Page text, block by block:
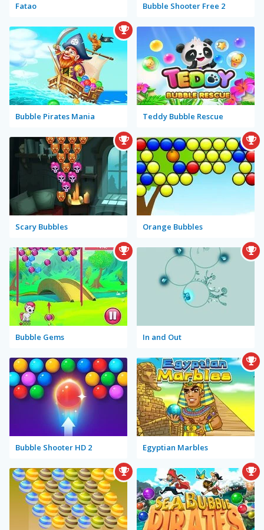
Fatao Bubble Shooter Free 2
Bubble Pirates Mania Teddy Bubble Rescue
Scary Bubbles Orange Bubbles
Bubble Gems In and Out
Bubble Shooter HD 2 Egyptian Marbles